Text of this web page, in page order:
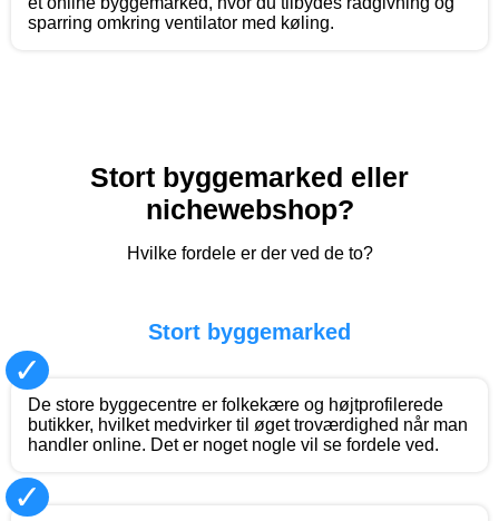
sparring omkring ventilator med køling.
Stort byggemarked eller
nichewebshop?
Hvilke fordele er der ved de to?
Stort byggemarked
✓
De store byggecentre er folkekære og højtprofilerede
butikker, hvilket medvirker til øget troværdighed når man
handler online. Det er noget nogle vil se fordele ved.
✓